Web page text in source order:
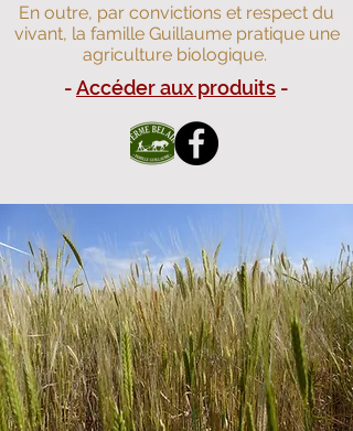
En outre, par convictions et respect du
vivant, la famille Guillaume pratique une
agriculture biologique.
-Accéder aux produits -